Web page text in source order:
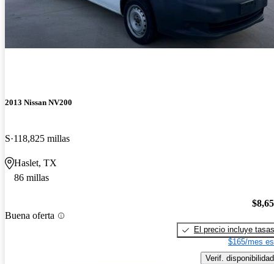
2013 Nissan NV200
S 118,825 millas
Haslet, TX
86 millas
Buena oferta
El precio incluye tasas
$165/mes
Verif. disponibilidad